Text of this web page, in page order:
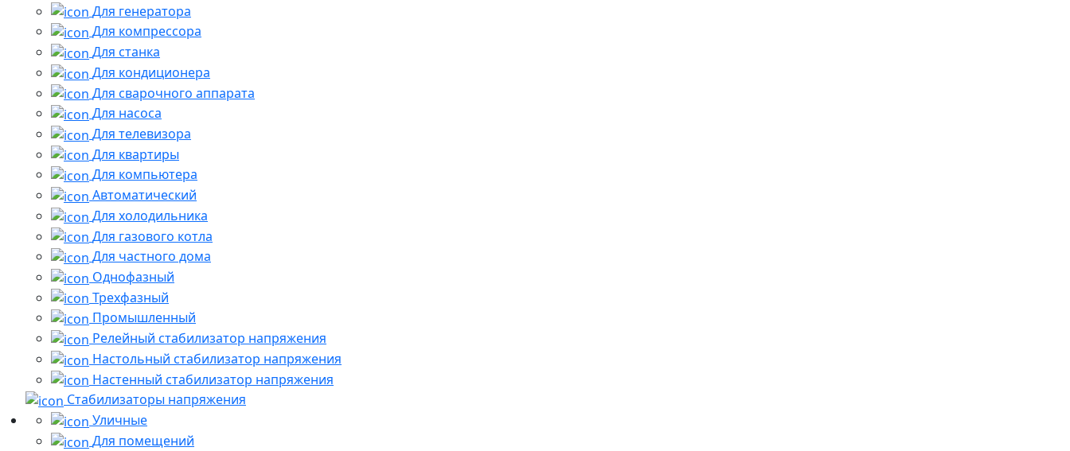
Для генератора
Для компрессора
Для станка
Для кондиционера
Для сварочного аппарата
Для насоса
Для телевизора
Для квартиры
Для компьютера
Автоматический
Для холодильника
Для газового котла
Для частного дома
Однофазный
Трехфазный
Промышленный
Релейный стабилизатор напряжения
Настольный стабилизатор напряжения
Настенный стабилизатор напряжения
Стабилизаторы напряжения
Уличные
Для помещений